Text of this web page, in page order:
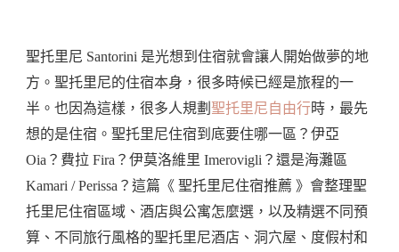
何
挑
選
聖
托
里
尼
住
聖托里尼 Santorini 是光想到住宿就會讓人開始做夢的地
方。聖托里尼的住宿本身，很多時候已經是旅程的一
半。也因為這樣，很多人規劃 聖托里尼自由行時，最先
想的是住宿。聖托里尼住宿到底要住哪一區？伊亞
Oia？費拉 Fira？伊莫洛維里 Imerovigli？還是海灘區
Kamari / Perissa？這篇《 聖托里尼住宿推薦 》會整理聖
托里尼住宿區域、酒店與公寓怎麼選，以及精選不同預
算、不同旅行風格的聖托里尼酒店、洞穴屋、度假村和